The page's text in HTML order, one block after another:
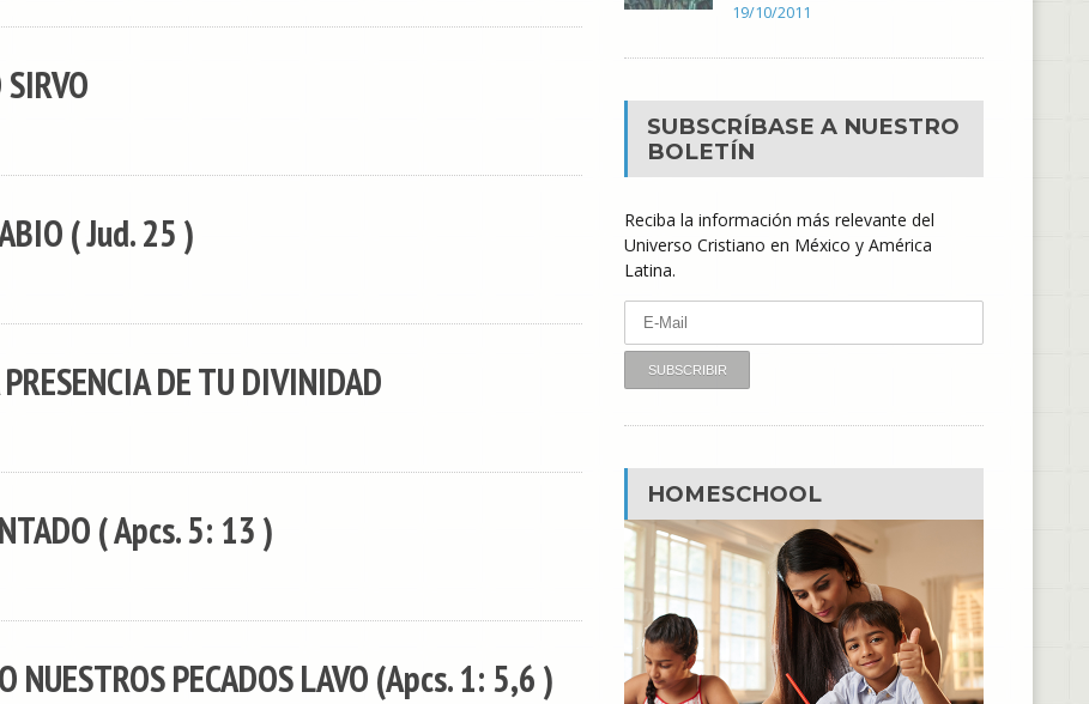
( Jud. 25 )
DE TU DIVINIDAD
( Apcs. 5: 13 )
NUESTROS PECADOS LAVO (Apcs. 1: 5,6 )
19/10/2011
SUBSCRÍBASE A NUESTRO
BOLETÍN
Reciba la información más relevante del
Universo Cristiano en México y América
Latina.
HOMESCHOOL